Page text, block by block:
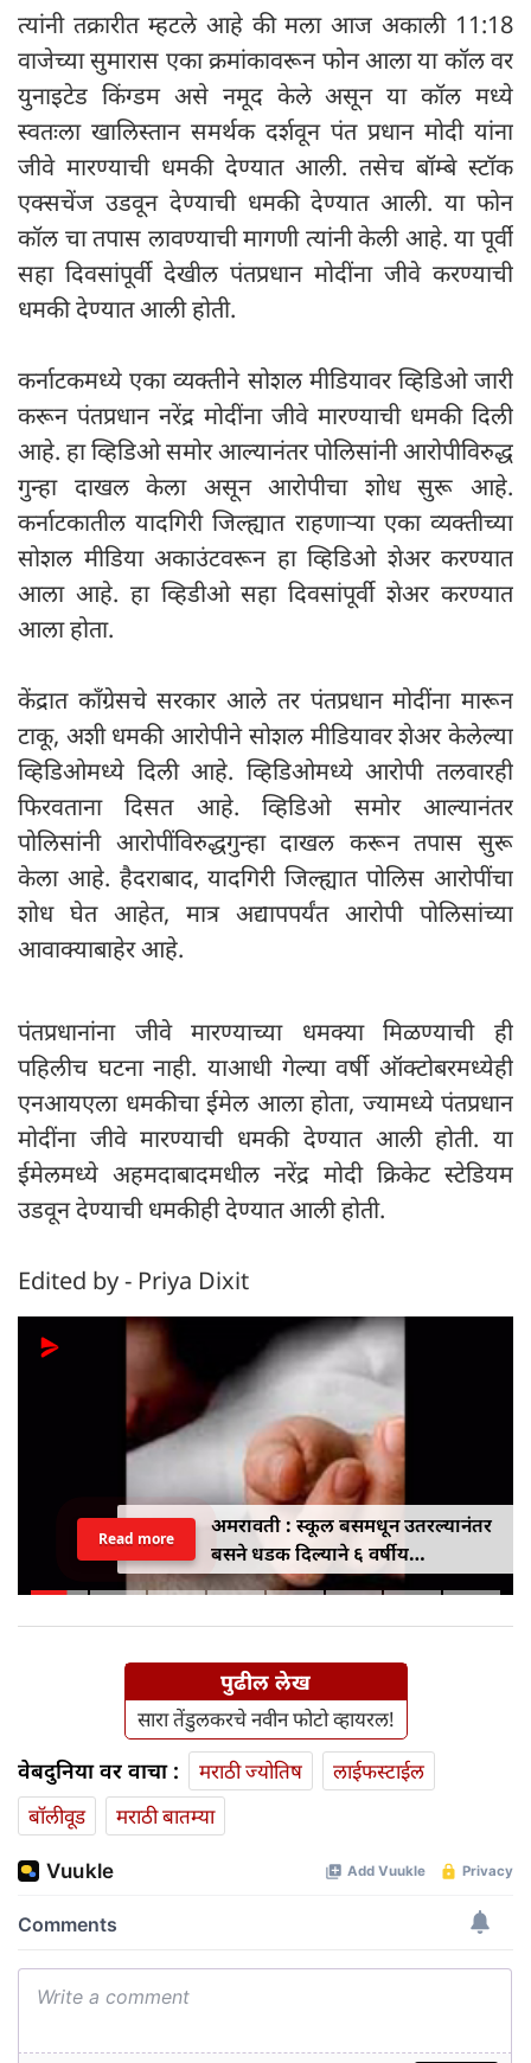
त्यांनी तक्रारीत म्हटले आहे की मला आज अकाली 11:18
वाजेच्या सुमारास एका क्रमांकावरून फोन आला या कॉल वर
युनाइटेड किंग्डम असे नमूद केले असून या कॉल मध्ये
स्वतःला खालिस्तान समर्थक दर्शवून पंत प्रधान मोदी यांना
जीवे मारण्याची धमकी देण्यात आली. तसेच बॉम्बे स्टॉक
एक्सचेंज उडवून देण्याची धमकी देण्यात आली. या फोन
कॉल चा तपास लावण्याची मागणी त्यांनी केली आहे. या पूर्वी
सहा दिवसांपूर्वी देखील पंतप्रधान मोदींना जीवे करण्याची
धमकी देण्यात आली होती.
कर्नाटकमध्ये एका व्यक्तीने सोशल मीडियावर व्हिडिओ जारी
करून पंतप्रधान नरेंद्र मोदींना जीवे मारण्याची धमकी दिली
आहे. हा व्हिडिओ समोर आल्यानंतर पोलिसांनी आरोपीविरुद्ध
गुन्हा दाखल केला असून आरोपीचा शोध सुरू आहे.
कर्नाटकातील यादगिरी जिल्ह्यात राहणाऱ्या एका व्यक्तीच्या
सोशल मीडिया अकाउंटवरून हा व्हिडिओ शेअर करण्यात
आला आहे. हा व्हिडीओ सहा दिवसांपूर्वी शेअर करण्यात
आला होता.
केंद्रात काँग्रेसचे सरकार आले तर पंतप्रधान मोदींना मारून
टाकू, अशी धमकी आरोपीने सोशल मीडियावर शेअर केलेल्या
व्हिडिओमध्ये दिली आहे. व्हिडिओमध्ये आरोपी तलवारही
फिरवताना दिसत आहे. व्हिडिओ समोर आल्यानंतर
पोलिसांनी आरोपींविरुद्धगुन्हा दाखल करून तपास सुरू
केला आहे. हैदराबाद, यादगिरी जिल्ह्यात पोलिस आरोपींचा
शोध घेत आहेत, मात्र अद्यापपर्यंत आरोपी पोलिसांच्या
आवाक्याबाहेर आहे.
पंतप्रधानांना जीवे मारण्याच्या धमक्या मिळण्याची ही
पहिलीच घटना नाही. याआधी गेल्या वर्षी ऑक्टोबरमध्येही
एनआयएला धमकीचा ईमेल आला होता, ज्यामध्ये पंतप्रधान
मोदींना जीवे मारण्याची धमकी देण्यात आली होती. या
ईमेलमध्ये अहमदाबादमधील नरेंद्र मोदी क्रिकेट स्टेडियम
उडवून देण्याची धमकीही देण्यात आली होती.
Edited by - Priya Dixit
अमरावती : स्कूल बसमधून उतरल्यानंतर
बसने धडक दिल्याने ६ वर्षीय
विद्यार्थिनीचा मृत्यू
Read more
पुढील लेख
सारा तेंडुलकरचे नवीन फोटो व्हायरल!
वेबदुनिया वर वाचा : मराठी ज्योतिष
लाईफस्टाईल
बॉलीवूड
मराठी बातम्या